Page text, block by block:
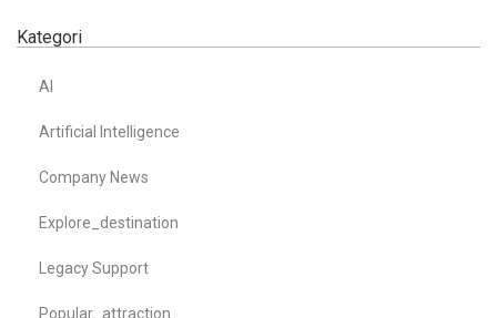
Kategori
AI
Artificial Intelligence
Company News
Explore_destination
Legacy Support
Popular_attraction